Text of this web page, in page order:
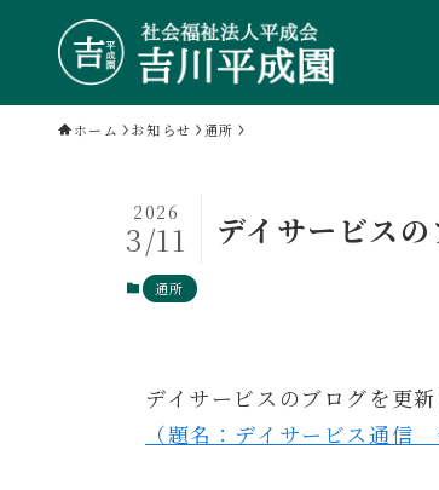
ホーム お知らせ 通所
デイサービス
2026
3/11
通所
デイサービスのブログを更
（題名：デイサービス通信